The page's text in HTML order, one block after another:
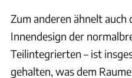
Zum anderen ähnelt auch
Innendesign der
Teilintegrierten – ist
gehalten, was dem